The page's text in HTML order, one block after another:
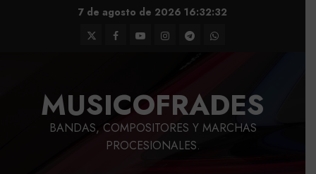
7 de agosto de 2026 16:32:32
TwitterFacebook
YoutubeInstagram
TelegramWhatsApp
MUSICOFRADES
BANDAS, COMPOSITORES Y MARCHAS
PROCESIONALES.